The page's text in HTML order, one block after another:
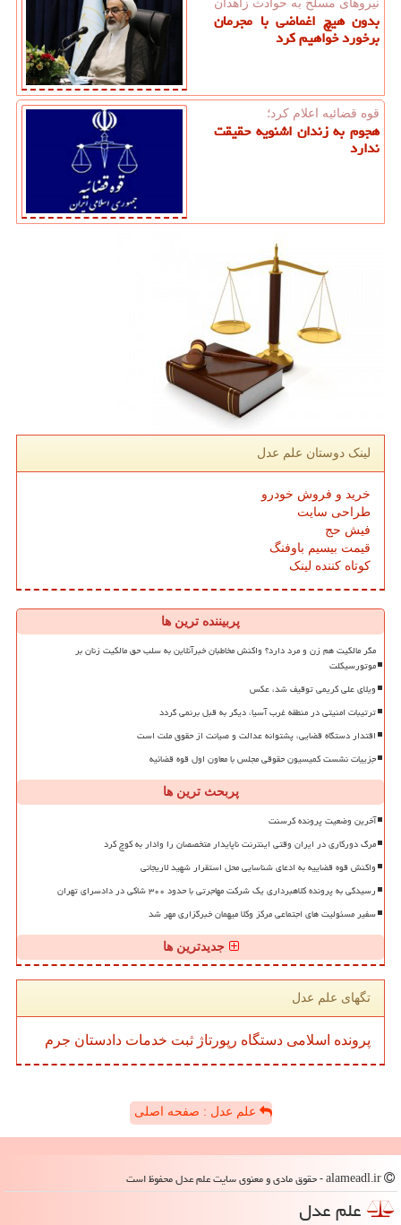
نیروهای مسلح به حوادث زاهدان
بدون هیچ اغماضی با مجرمان
برخورد خواهیم کرد
قوه قضائیه اعلام كرد؛
هجوم به زندان اشنویه حقیقت
ندارد
لینک دوستان علم عدل
خرید و فروش خودرو
طراحی سایت
فیش حج
قیمت بیسیم باوفنگ
کوتاه کننده لینک
پربیننده ترین ها
مگر مالکیت هم زن و مرد دارد؟ واکنش مخاطبان خبرآنلاین به سلب حق مالکیت زنان بر
موتورسیکلت
ویلای علی کریمی توقیف شد، عکس
ترتیبات امنیتی در منطقه غرب آسیا، دیگر به قبل برنمی گردد
اقتدار دستگاه قضایی، پشتوانه عدالت و صیانت از حقوق ملت است
جزییات نشست کمیسیون حقوقی مجلس با معاون اول قوه قضائیه
پربحث ترین ها
آخرین وضعیت پرونده کرسنت
مرگ دورکاری در ایران وقتی اینترنت ناپایدار متخصصان را وادار به کوچ کرد
واکنش قوه قضاییه به ادعای شناسایی محل استقرار شهید لاریجانی
رسیدگی به پرونده کلاهبرداری یک شرکت مهاجرتی با حدود ۳۰۰ شاکی در دادسرای تهران
سفیر مسئولیت های اجتماعی مرکز وکلا میهمان خبرگزاری مهر شد
جدیدترین ها
تگهای علم عدل
پرونده اسلامی دستگاه رپورتاژ ثبت خدمات دادستان جرم
علم عدل : صفحه اصلی
علم عدل